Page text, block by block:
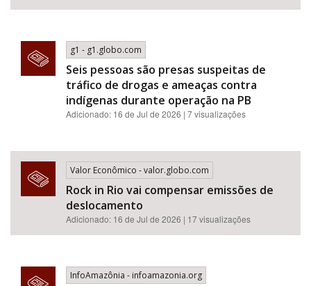
g1 - g1.globo.com
Seis pessoas são presas suspeitas de
tráfico de drogas e ameaças contra
indígenas durante operação na PB
Adicionado: 16 de Jul de 2026 | 7 visualizações
Valor Econômico - valor.globo.com
Rock in Rio vai compensar emissões de
deslocamento
Adicionado: 16 de Jul de 2026 | 17 visualizações
InfoAmazônia - infoamazonia.org